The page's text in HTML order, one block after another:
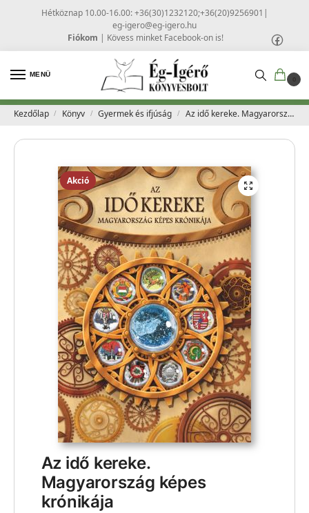
Hétköznap 10.00-16.00: +36(30)1232120;+36(20)9256901 |
eg-igero@eg-igero.hu
Fiókom | Kövess minket Facebook-on is!
MENÜ
0
Kezdőlap / Könyv / Gyermek és ifjúság / Az idő kereke. Magyarország képes krónikája
Akció
Az idő kereke.
Magyarország képes
krónikája